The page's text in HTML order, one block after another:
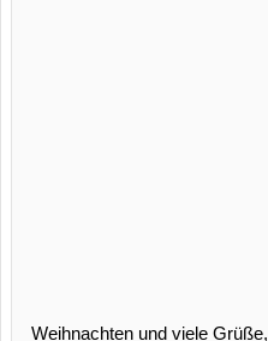
Weihnachten und viele Grüße,